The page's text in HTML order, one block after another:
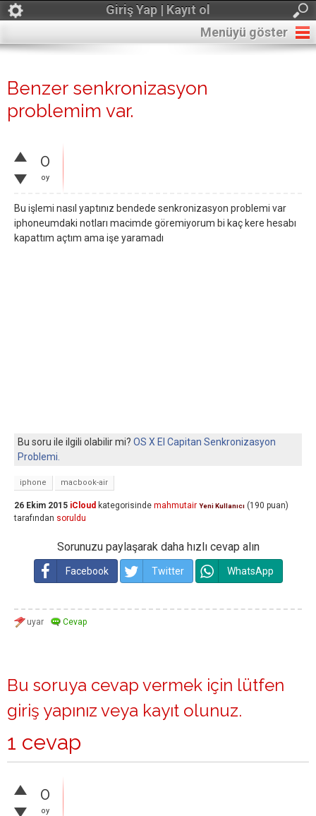
Giriş Yap | Kayıt ol
Menüyü göster
Benzer senkronizasyon
problemim var.
0
oy
Bu işlemi nasıl yaptınız bendede senkronizasyon problemi var
iphoneumdaki notları macimde göremiyorum bi kaç kere hesabı
kapattım açtım ama işe yaramadı
Bu soru ile ilgili olabilir mi? OS X El Capitan Senkronizasyon
Problemi.
iphone macbook-air
26 Ekim 2015 iCloud kategorisinde mahmutair Yeni Kullanıcı (190 puan)
tarafından soruldu
Sorunuzu paylaşarak daha hızlı cevap alın
Facebook Twitter WhatsApp
Bu soruya cevap vermek için lütfen
giriş yapınız veya kayıt olunuz.
1 cevap
0
oy